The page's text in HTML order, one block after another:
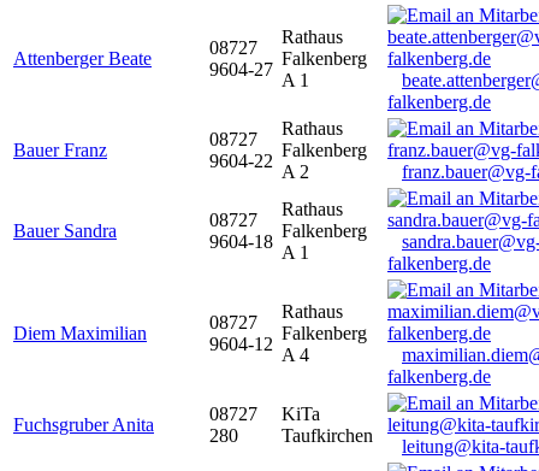
Attenberger Beate
08727
9604-27
Rathaus
Falkenberg
A 1
falkenberg.de
Bauer Franz
08727
9604-22
Rathaus
Falkenberg
A 2
franz.bauer@vg-
Bauer Sandra
08727
9604-18
Rathaus
Falkenberg
A 1
falkenberg.de
Diem Maximilian
08727
9604-12
Rathaus
Falkenberg
A 4
falkenberg.de
Fuchsgruber Anita
08727
280
KiTa
Taufkirchen
leitung@kita-